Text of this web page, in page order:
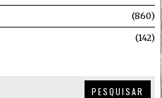
860
142
PESQUISAR